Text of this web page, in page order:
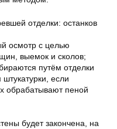
отделки: останков
осмотр с целью
выемок и сколов;
путём отделки
если
обрабатывают пеной
будет закончена, на